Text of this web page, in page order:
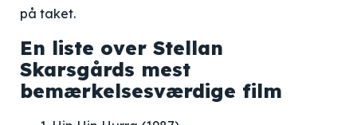
på taket.
En liste over Stellan
Skarsgårds mest
bemærkelsesværdige film